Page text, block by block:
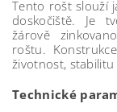
Tento rošt slouží
doskočiště. Je
žárově
roštu.
životnost,
Technické